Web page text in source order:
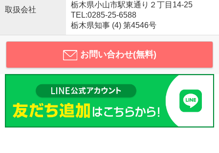
取扱会社
栃木県小山市駅東通り２丁目14-25
TEL:0285-25-6588
栃木県知事 (4) 第4546号
お問い合わせ(無料)